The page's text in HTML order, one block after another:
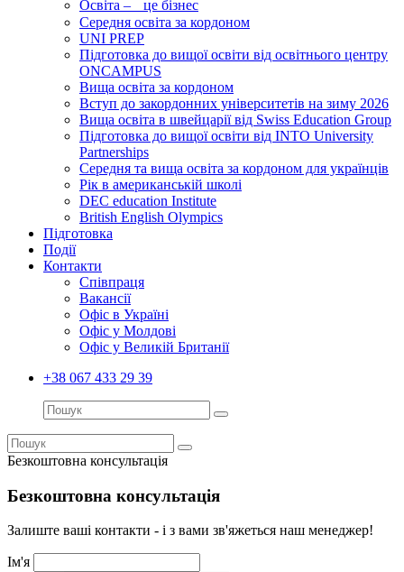
Освіта – це бізнес
Середня освіта за кордоном
UNI PREP
Підготовка до вищої освіти від освітнього центру
ONCAMPUS
Вища освіта за кордоном
Вступ до закордонних університетів на зиму 2026
Вища освіта в швейцарії від Swiss Education Group
Підготовка до вищої освіти від INTO University
Partnerships
Середня та вища освіта за кордоном для українців
Рік в американській школі
DEC education Institute
British English Olympics
Підготовка
Події
Контакти
Співпраця
Вакансії
Офіс в Україні
Офіс у Молдові
Офіс у Великій Британії
+38 067 433 29 39
Безкоштовна консультація
Безкоштовна консультація
Залиште ваші контакти - і з вами зв'яжеться наш менеджер!
Ім'я